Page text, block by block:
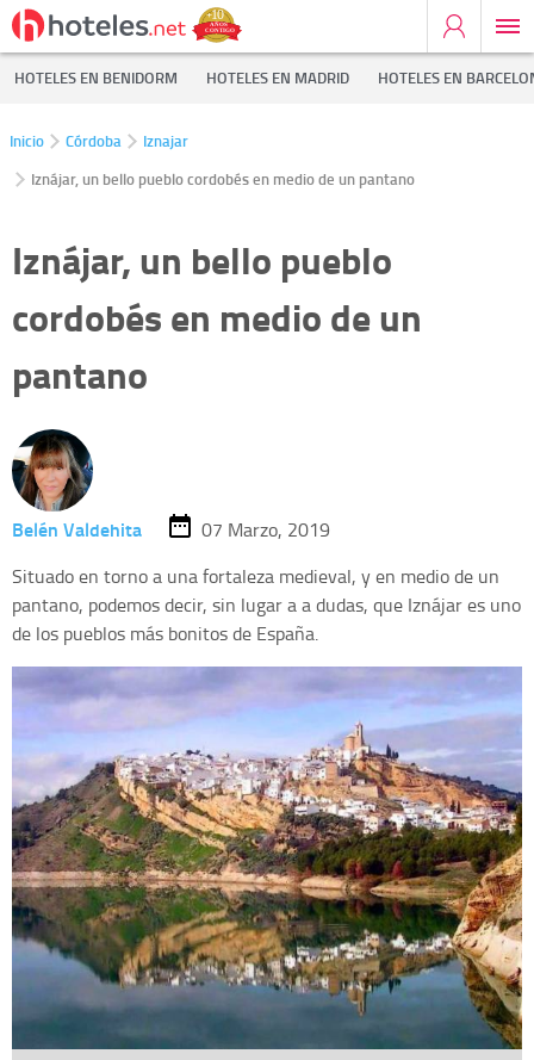
HOTELES EN BENIDORM HOTELES EN MADRID HOTELES EN
Inicio Córdoba
Iznajar
Iznájar, un bello pueblo cordobés en medio de un pantano
Iznájar, un bello pueblo
cordobés en medio de un
pantano
Belén Valdehita
07 Marzo, 2019
Situado en torno a una fortaleza medieval, y en medio de un
pantano, podemos decir, sin lugar a a dudas, que Iznájar es uno
de los pueblos más bonitos de España.